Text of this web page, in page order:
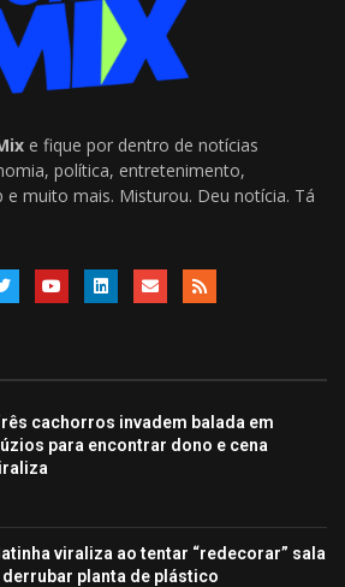
e fique por dentro de notícias
política, entretenimento,
muito mais. Misturou. Deu notícia. Tá
cachorros invadem balada em
para encontrar dono e cena
viraliza ao tentar “redecorar” sala
derrubar planta de plástico